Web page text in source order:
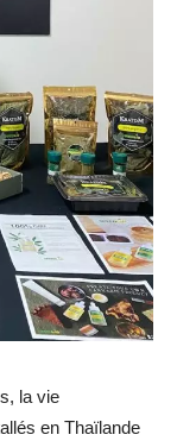
la vie
en Thaïlande